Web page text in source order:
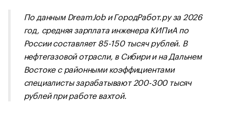
По данным DreamJob и ГородРабот.ру за 2026
год, средняя зарплата инженера КИПиА по
России составляет 85-150 тысяч рублей. В
нефтегазовой отрасли, в Сибири и на Дальнем
Востоке с районными коэффициентами
специалисты зарабатывают 200-300 тысяч
рублей при работе вахтой.